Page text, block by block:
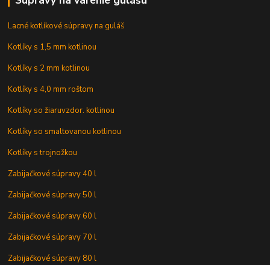
Lacné kotlíkové súpravy na guláš
Kotlíky s 1,5 mm kotlinou
Kotlíky s 2 mm kotlinou
Kotlíky s 4,0 mm roštom
Kotlíky so žiaruvzdor. kotlinou
Kotlíky so smaltovanou kotlinou
Kotlíky s trojnožkou
Zabijačkové súpravy 40 l
Zabijačkové súpravy 50 l
Zabijačkové súpravy 60 l
Zabijačkové súpravy 70 l
Zabijačkové súpravy 80 l